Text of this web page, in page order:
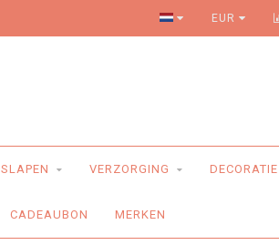
Levering aan huis
EUR
SLAPEN VERZORGING DECORATIE
CADEAUBON MERKEN